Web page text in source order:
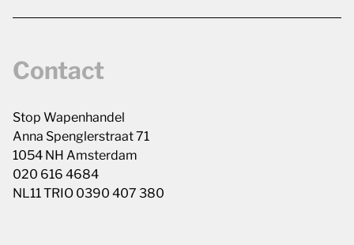
Contact
Stop Wapenhandel
Anna Spenglerstraat 71
1054 NH Amsterdam
020 616 4684
NL11 TRIO 0390 407 380